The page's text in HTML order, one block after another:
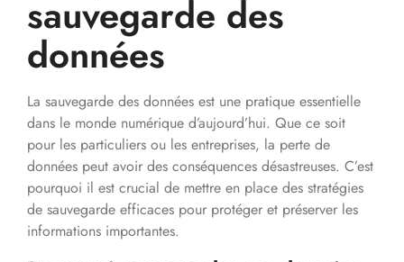
sauvegarde des
données
La sauvegarde des données est une pratique essentielle
dans le monde numérique d’aujourd’hui. Que ce soit
pour les particuliers ou les entreprises, la perte de
données peut avoir des conséquences désastreuses. C’est
pourquoi il est crucial de mettre en place des stratégies
de sauvegarde efficaces pour protéger et préserver les
informations importantes.